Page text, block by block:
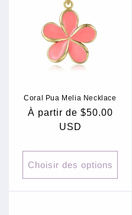
Coral Pua Melia Necklace
Prix
À partir de $50.00
USD
Choisir des options